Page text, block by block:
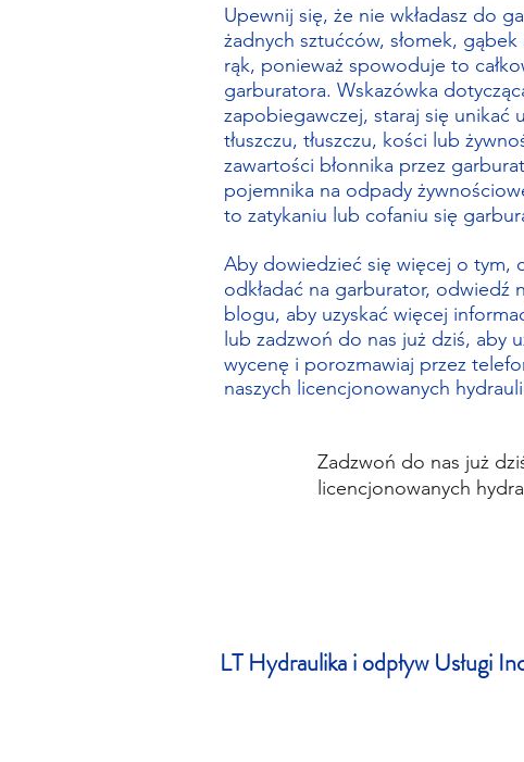
Upewnij się, że nie wkładasz do
żadnych sztućców, słomek,
rąk, ponieważ spowoduje to
garburatora. Wskazówka
zapobiegawczej, staraj się unikać
tłuszczu, tłuszczu, kości lub
zawartości błonnika przez
pojemnika na odpady
to zatykaniu lub cofaniu się
Aby dowiedzieć się więcej o tym,
odkładać na garburator, odwiedź
blogu, aby uzyskać więcej
lub zadzwoń do nas już dziś, aby
wycenę i porozmawiaj przez
naszych licencjonowanych
Zadzwoń do nas już
licencjonowanych
LTHydraulika i odpływUsługi